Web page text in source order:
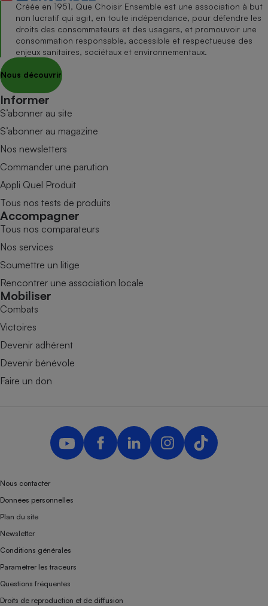
Créée en 1951, Que Choisir Ensemble est une association à but
non lucratif qui agit, en toute indépendance, pour défendre les
droits des consommateurs et des usagers, et promouvoir une
consommation responsable, accessible et respectueuse des
enjeux sanitaires, sociétaux et environnementaux.
Nous découvrir
Informer
S’abonner au site
S’abonner au magazine
Nos newsletters
Commander une parution
Appli Quel Produit
Tous nos tests de produits
Accompagner
Tous nos comparateurs
Nos services
Soumettre un litige
Rencontrer une association locale
Mobiliser
Combats
Victoires
Devenir adhérent
Devenir bénévole
Faire un don
Nous contacter
Données personnelles
Plan du site
Newsletter
Conditions générales
Paramétrer les traceurs
Questions fréquentes
Droits de reproduction et de diffusion